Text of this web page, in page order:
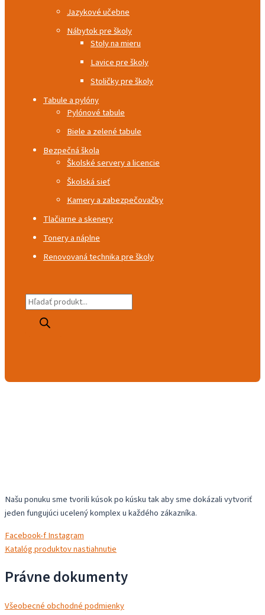
Jazykové učebne
Nábytok pre školy
Stoly na mieru
Lavice pre školy
Stoličky pre školy
Tabule a pylóny
Pylónové tabule
Biele a zelené tabule
Bezpečná škola
Školské servery a licencie
Školská sieť
Kamery a zabezpečovačky
Tlačiarne a skenery
Tonery a náplne
Renovovaná technika pre školy
P
c
Našu ponuku sme tvorili kúsok po kúsku tak aby sme dokázali vytvoriť
jeden fungujúci ucelený komplex u každého zákazníka.
Facebook-fInstagram
Katalóg produktov nastiahnutie
Právne dokumenty
Všeobecné obchodné podmienky